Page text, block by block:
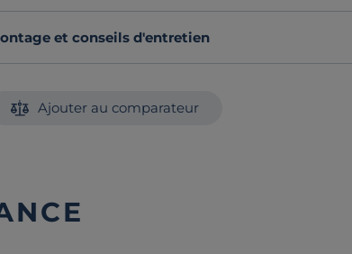
et conseils d'entretien
Ajouter au comparateur